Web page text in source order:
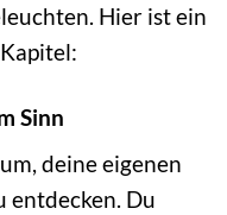
Hier ist ein
Sinn
deine eigenen
entdecken. Du